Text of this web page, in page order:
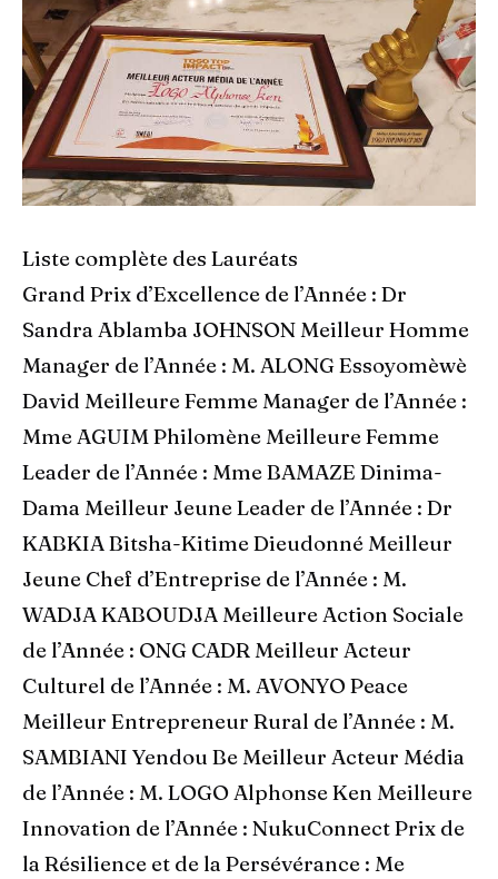
Liste complète des Lauréats
Grand Prix d’Excellence de l’Année : Dr
Sandra Ablamba JOHNSON Meilleur Homme
Manager de l’Année : M. ALONG Essoyomèwè
David Meilleure Femme Manager de l’Année :
Mme AGUIM Philomène Meilleure Femme
Leader de l’Année : Mme BAMAZE Dinima-
Dama Meilleur Jeune Leader de l’Année : Dr
KABKIA Bitsha-Kitime Dieudonné Meilleur
Jeune Chef d’Entreprise de l’Année : M.
WADJA KABOUDJA Meilleure Action Sociale
de l’Année : ONG CADR Meilleur Acteur
Culturel de l’Année : M. AVONYO Peace
Meilleur Entrepreneur Rural de l’Année : M.
SAMBIANI Yendou Be Meilleur Acteur Média
de l’Année : M. LOGO Alphonse Ken Meilleure
Innovation de l’Année : NukuConnect Prix de
la Résilience et de la Persévérance : Me